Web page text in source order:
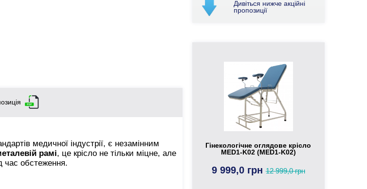
медичної індустрії, є незамінним
рамі, це крісло не тільки міцне, але
час обстеження.
Дивіться нижче акційні
пропозиції
Гінекологічне оглядове крісло
MED1-K02 (MED1-K02)
9 999,0 грн12 999,0 грн